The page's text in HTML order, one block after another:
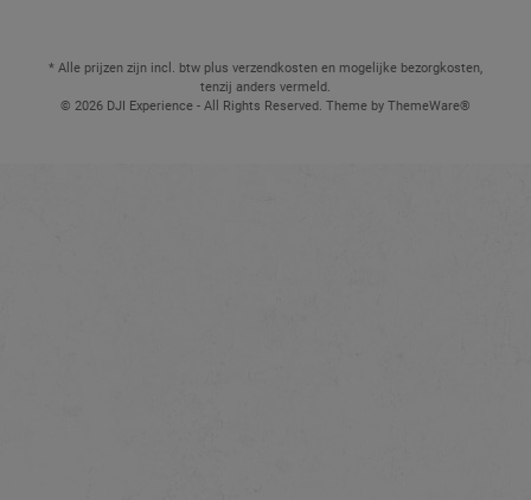
* Alle prijzen zijn incl. btw plus verzendkosten en mogelijke bezorgkosten,
tenzij anders vermeld.
© 2026 DJI Experience - All Rights Reserved. Theme by ThemeWare®